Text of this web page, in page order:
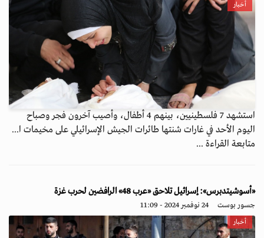
أخبار
استشهد 7 فلسطينيين، بينهم 4 أطفال، وأصيب آخرون فجر وصباح
اليوم الأحد في غارات شنتها طائرات الجيش الإسرائيلي على مخيمات ا...
متابعة القراءة ...
«أسوشيتدبرس»: إسرائيل تلاحق «عرب 48» الرافضين لحرب غزة
جسور بوست 24 نوفمبر 2024 - 11:09
أخبار